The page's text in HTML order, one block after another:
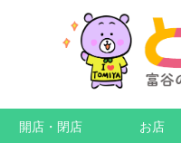
開店・閉店 お店